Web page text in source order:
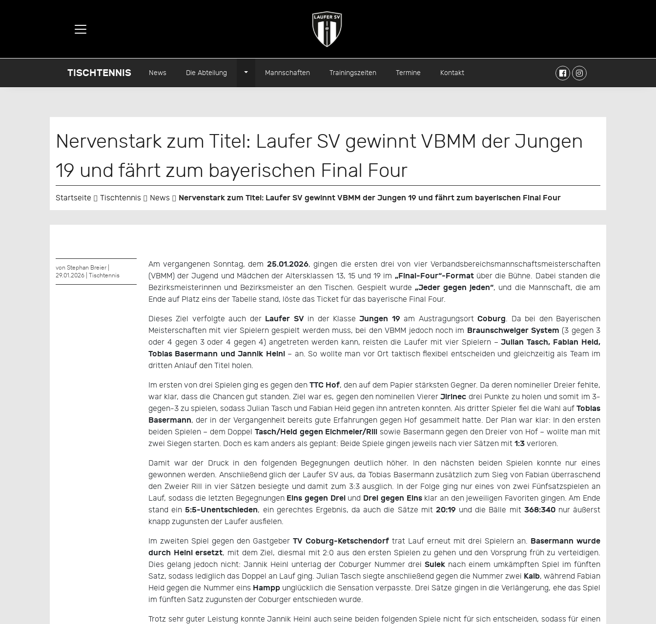
TISCHTENNIS FacebookInstagram
News Die Abteilung Toggle Dropdown
Mannschaften Trainingszeiten Termine Kontakt
Nervenstark zum Titel: Laufer SV gewinnt VBMM der Jungen
19 und fährt zum bayerischen Final Four
Startseite Tischtennis News Nervenstark zum Titel: Laufer SV gewinnt VBMM der Jungen 19 und fährt zum bayerischen Final Four
von Stephan Breier |
29.01.2026 | Tischtennis
Am vergangenen Sonntag, dem 25.01.2026, gingen die ersten drei von vier Verbandsbereichsmannschaftsmeisterschaften
(VBMM) der Jugend und Mädchen der Altersklassen 13, 15 und 19 im „Final-Four“-Formatüber die Bühne. Dabei standen die
Bezirksmeisterinnen und Bezirksmeister an den Tischen. Gespielt wurde„Jeder gegen jeden“, und die Mannschaft, die am
Ende auf Platz eins der Tabelle stand, löste das Ticket für das bayerische Final Four.
Dieses Ziel verfolgte auch der Laufer SV in der KlasseJungen 19 am AustragungsortCoburg. Da bei den Bayerischen
Meisterschaften mit vier Spielern gespielt werden muss, bei den VBMM jedoch noch im Braunschweiger System (3 gegen 3
oder 4 gegen 3 oder 4 gegen 4) angetreten werden kann, reisten die Laufer mit vier Spielern –Julian Tasch, Fabian Heid,
Tobias Basermann und Jannik Heinl– an. So wollte man vor Ort taktisch flexibel entscheiden und gleichzeitig als Team im
dritten Anlauf den Titel holen.
Im ersten von drei Spielen ging es gegen den TTC Hof, den auf dem Papier stärksten Gegner. Da deren nomineller Dreier fehlte,
war klar, dass die Chancen gut standen. Ziel war es, gegen den nominellen ViererJirinec drei Punkte zu holen und somit im 3-
gegen-3 zu spielen, sodass Julian Tasch und Fabian Heid gegen ihn antreten konnten. Als dritter Spieler fiel die Wahl auf Tobias
Basermann, der in der Vergangenheit bereits gute Erfahrungen gegen Hof gesammelt hatte. Der Plan war klar: In den ersten
beiden Spielen – dem DoppelTasch/Heid gegen Eichmeier/Rill sowie Basermann gegen den Dreier von Hof – wollte man mit
zwei Siegen starten. Doch es kam anders als geplant: Beide Spiele gingen jeweils nach vier Sätzen mit 1:3 verloren.
Damit war der Druck in den folgenden Begegnungen deutlich höher. In den nächsten beiden Spielen konnte nur eines
gewonnen werden. Anschließend glich der Laufer SV aus, da Tobias Basermann zusätzlich zum Sieg von Fabian überraschend
den Zweier Rill in vier Sätzen besiegte und damit zum 3:3 ausglich. In der Folge ging nur eines von zwei Fünfsatzspielen an
Lauf, sodass die letzten Begegnungen Eins gegen Dreiund Drei gegen Einsklar an den jeweiligen Favoriten gingen. Am Ende
stand ein5:5-Unentschieden, ein gerechtes Ergebnis, da auch die Sätze mit 20:19 und die Bälle mit 368:340nur äußerst
knapp zugunsten der Laufer ausfielen.
Im zweiten Spiel gegen den Gastgeber TV Coburg-Ketschendorf trat Lauf erneut mit drei Spielern an. Basermann wurde
durch Heinl ersetzt, mit dem Ziel, diesmal mit 2:0 aus den ersten Spielen zu gehen und den Vorsprung früh zu verteidigen.
Dies gelang jedoch nicht: Jannik Heinl unterlag der Coburger Nummer drei Sulek nach einem umkämpften Spiel im fünften
Satz, sodass lediglich das Doppel an Lauf ging. Julian Tasch siegte anschließend gegen die Nummer zwei Kalb, während Fabian
Heid gegen die Nummer eins Hampp unglücklich die Sensation verpasste. Drei Sätze gingen in die Verlängerung, ehe das Spiel
im fünften Satz zugunsten der Coburger entschieden wurde.
Trotz sehr guter Leistung konnte Jannik Heinl auch seine beiden folgenden Spiele nicht für sich entscheiden, sodass für einen